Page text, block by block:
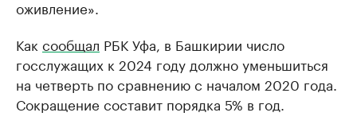
оживление».
Как сообщал РБК Уфа, в Башкирии число
госслужащих к 2024 году должно уменьшиться
на четверть по сравнению с началом 2020 года.
Сокращение составит порядка 5% в год.